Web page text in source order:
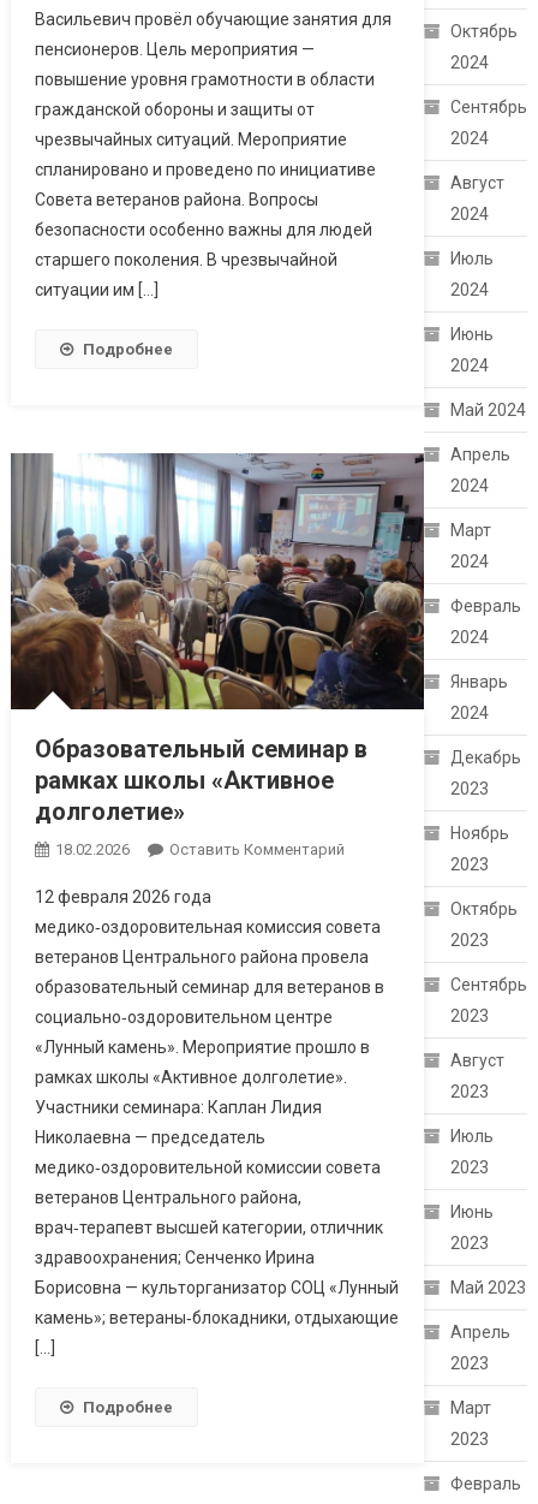
Васильевич провёл обучающие занятия для
пенсионеров. Цель мероприятия —
повышение уровня грамотности в области
гражданской обороны и защиты от
чрезвычайных ситуаций. Мероприятие
спланировано и проведено по инициативе
Совета ветеранов района. Вопросы
безопасности особенно важны для людей
старшего поколения. В чрезвычайной
ситуации им […]
Подробнее
Образовательный семинар в
рамках школы «Активное
долголетие»
18.02.2026 Оставить Комментарий
12 февраля 2026 года
медико‑оздоровительная комиссия совета
ветеранов Центрального района провела
образовательный семинар для ветеранов в
социально‑оздоровительном центре
«Лунный камень». Мероприятие прошло в
рамках школы «Активное долголетие».
Участники семинара: Каплан Лидия
Николаевна — председатель
медико‑оздоровительной комиссии совета
ветеранов Центрального района,
врач‑терапевт высшей категории, отличник
здравоохранения; Сенченко Ирина
Борисовна — культорганизатор СОЦ «Лунный
камень»; ветераны‑блокадники, отдыхающие
[…]
Подробнее
Октябрь
2024
Сентябрь
2024
Август
2024
Июль
2024
Июнь
2024
Май 2024
Апрель
2024
Март
2024
Февраль
2024
Январь
2024
Декабрь
2023
Ноябрь
2023
Октябрь
2023
Сентябрь
2023
Август
2023
Июль
2023
Июнь
2023
Май 2023
Апрель
2023
Март
2023
Февраль